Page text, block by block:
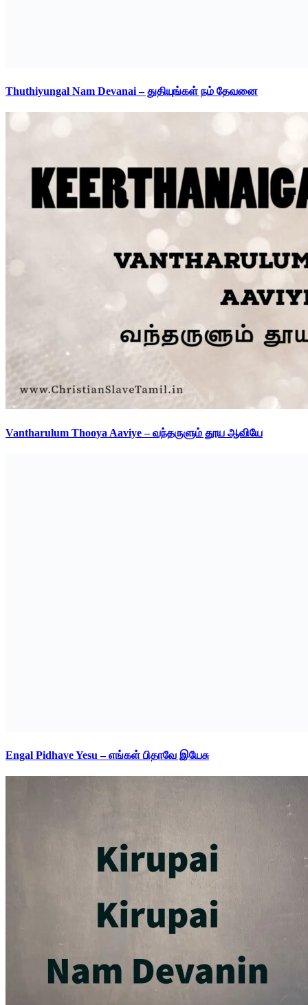
Thuthiyungal Nam Devanai – துதியுங்கள் நம் தேவனை
Vantharulum Thooya Aaviye – வந்தருளும் தூய ஆவியே
Engal Pidhave Yesu – எங்கள் பிதாவே இயேசு